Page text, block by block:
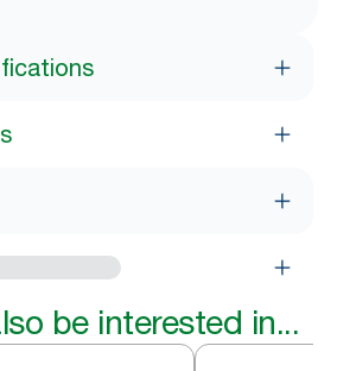
be interested in...